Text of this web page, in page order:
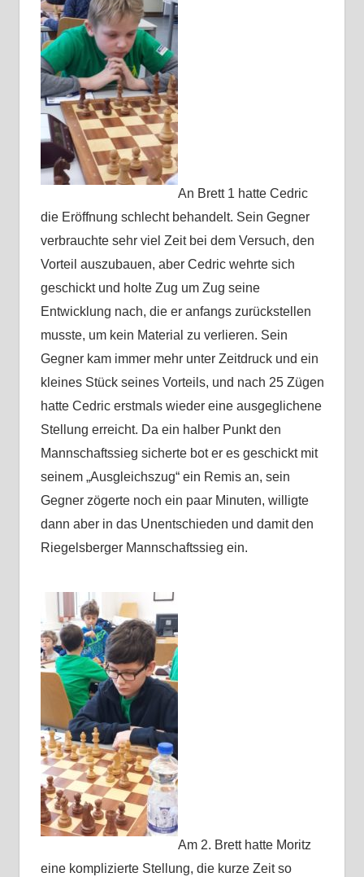
An Brett 1 hatte Cedric
die Eröffnung schlecht behandelt. Sein Gegner
verbrauchte sehr viel Zeit bei dem Versuch, den
Vorteil auszubauen, aber Cedric wehrte sich
geschickt und holte Zug um Zug seine
Entwicklung nach, die er anfangs zurückstellen
musste, um kein Material zu verlieren. Sein
Gegner kam immer mehr unter Zeitdruck und ein
kleines Stück seines Vorteils, und nach 25 Zügen
hatte Cedric erstmals wieder eine ausgeglichene
Stellung erreicht. Da ein halber Punkt den
Mannschaftssieg sicherte bot er es geschickt mit
seinem „Ausgleichszug“ ein Remis an, sein
Gegner zögerte noch ein paar Minuten, willigte
dann aber in das Unentschieden und damit den
Riegelsberger Mannschaftssieg ein.
Am 2. Brett hatte Moritz
eine komplizierte Stellung, die kurze Zeit so